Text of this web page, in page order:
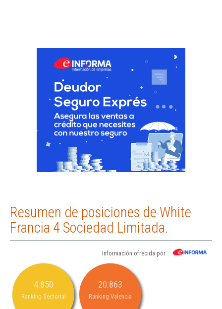
Resumen de posiciones de White
Francia 4 Sociedad Limitada.
Información ofrecida por
4.850
Ranking Sectorial
20.863
Ranking Valencia